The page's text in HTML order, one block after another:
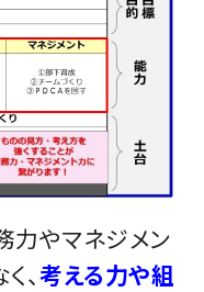
力やマネジメン
、考える力や組